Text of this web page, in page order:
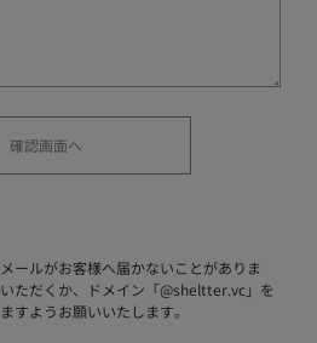
ールがお客様へ届かないことがありま
ただくか、ドメイン「@sheltter.vc」を
すようお願いいたします。